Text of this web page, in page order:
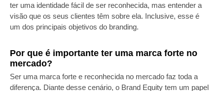
ter uma identidade fácil de ser reconhecida, mas entender a
visão que os seus clientes têm sobre ela. Inclusive, esse é
um dos principais objetivos do branding.
Por que é importante ter uma marca forte no
mercado?
Ser uma marca forte e reconhecida no mercado faz toda a
diferença. Diante desse cenário, o Brand Equity tem um papel